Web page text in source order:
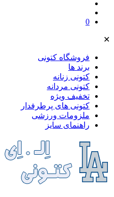
0
✕
فروشگاه کتونی
برند ها
کتونی زنانه
کتونی مردانه
تخفیف ویژه
کتونی های پرطرفدار
ملز‌ومات ورزشی
راهنمای سایز